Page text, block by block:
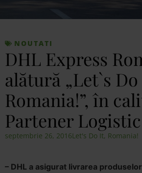
NOUTATI
DHL Express
alătură „Let`s
Romania!”, în
Partener Logistic
septembrie 26, 2016Let's Do It, Romania!
– DHL a asigurat livrarea